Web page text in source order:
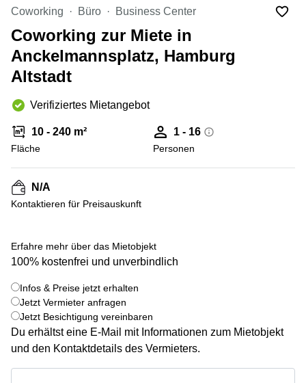
Düsseldorf
Büro
mieten
Köln
mieten
Essen
Büro
mieten
Seminarraum
Düsseldorf
Neuss
Büro
Hamburg
Büro
mieten
Berlin
Mitte
Berlin
Kienberger
Allee 4
Berlin
Schönefeld
Bahnhofstrasse
8 Hannover
Speditionstraße
21 Regus
Arcus
Park
Torgauer
Mainzer
Landstraße
69
Europaplatz
2 Berlin
Regus
Frankfurter
Coworking Büro Business Center
Coworking zur Miete in
Anckelmannsplatz, Hamburg
Altstadt
Verifiziertes Mietangebot
10 - 240 m²
Fläche
1 - 16
Personen
N/A
Kontaktieren für Preisauskunft
Erfahre mehr über das Mietobjekt
100% kostenfrei und unverbindlich
Infos & Preise jetzt erhalten
Jetzt Vermieter anfragen
Jetzt Besichtigung vereinbaren
Du erhältst eine E-Mail mit Informationen zum Mietobjekt
und den Kontaktdetails des Vermieters.